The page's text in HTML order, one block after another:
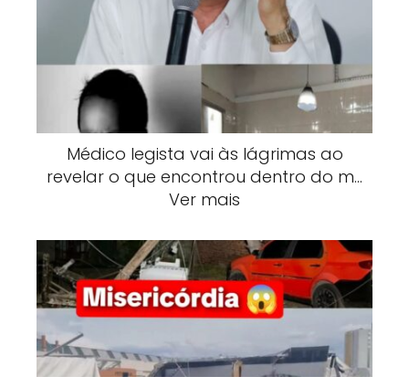
Médico legista vai às lágrimas ao
revelar o que encontrou dentro do m…
Ver mais